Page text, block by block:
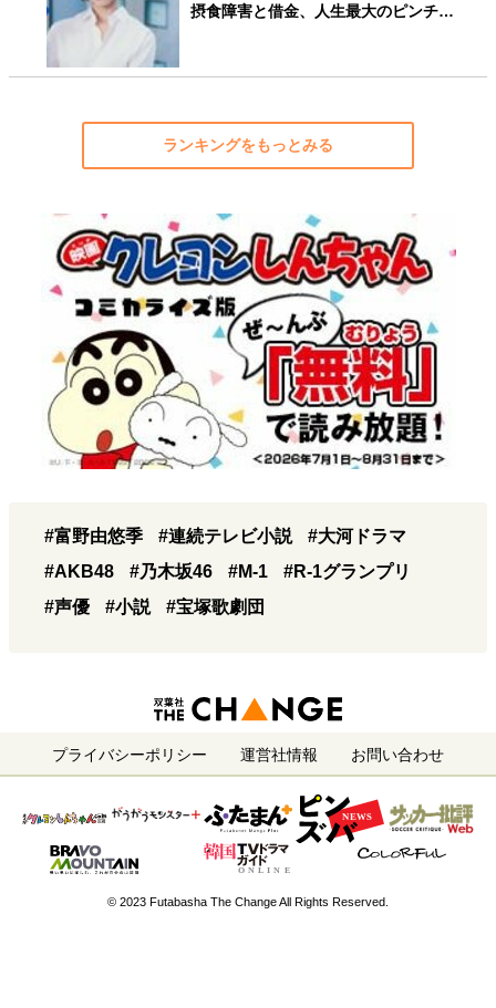
摂食障害と借金、人生最大のピンチ…
ランキングをもっとみる
#富野由悠季 #連続テレビ小説
#大河ドラマ
#AKB48
#乃木坂46 #M-1
#R-1グランプリ
#声優
#小説 #宝塚歌劇団
プライバシーポリシー 運営社情報 お問い合わせ
© 2023 Futabasha The Change All Rights Reserved.